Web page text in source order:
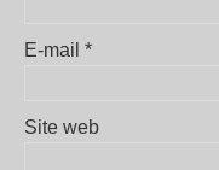
E-mail *
Site web